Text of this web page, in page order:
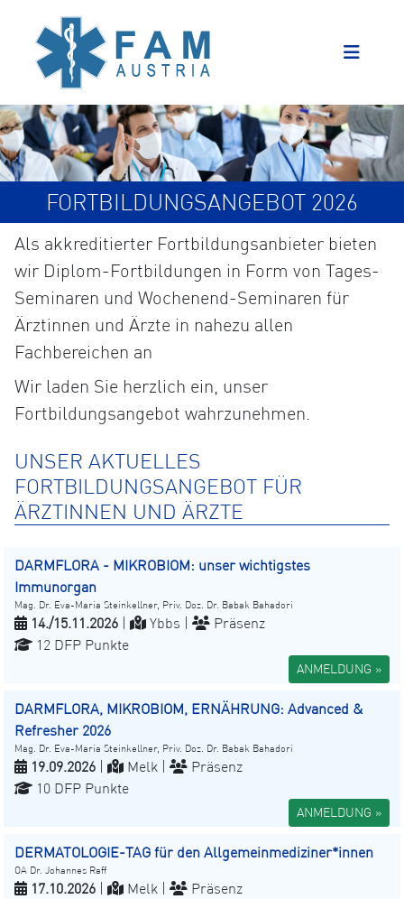
FORTBILDUNGSANGEBOT 2026
Als akkreditierter Fortbildungsanbieter bieten
wir Diplom-Fortbildungen in Form von Tages-
Seminaren und Wochenend-Seminaren für
Ärztinnen und Ärzte in nahezu allen
Fachbereichen an
Wir laden Sie herzlich ein, unser
Fortbildungsangebot wahrzunehmen.
UNSER AKTUELLES
FORTBILDUNGSANGEBOT FÜR
ÄRZTINNEN UND ÄRZTE
DARMFLORA - MIKROBIOM: unser wichtigstes
Immunorgan
Mag. Dr. Eva-Maria Steinkellner, Priv. Doz. Dr. Babak Bahadori
14./15.11.2026 Ybbs |
Präsenz
12 DFP Punkte
ANMELDUNG »
DARMFLORA, MIKROBIOM, ERNÄHRUNG: Advanced &
Refresher 2026
Mag. Dr. Eva-Maria Steinkellner, Priv. Doz. Dr. Babak Bahadori
19.09.2026 Melk |
Präsenz
10 DFP Punkte
ANMELDUNG »
DERMATOLOGIE-TAG für den Allgemeinmediziner*innen
OA Dr. Johannes Raff
17.10.2026 Melk |
Präsenz